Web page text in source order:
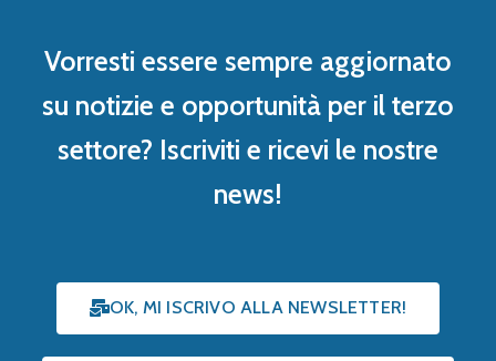
Vorresti essere sempre aggiornato
su notizie e opportunità per il terzo
settore? Iscriviti e ricevi le nostre
news!
OK, MI ISCRIVO ALLA NEWSLETTER!